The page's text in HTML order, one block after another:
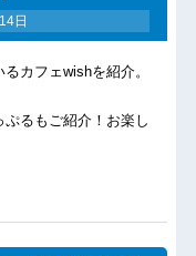
日
カフェwishを紹介。
るもご紹介！お楽し